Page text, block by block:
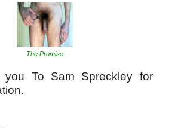
The Promise
To Sam Spreckley for